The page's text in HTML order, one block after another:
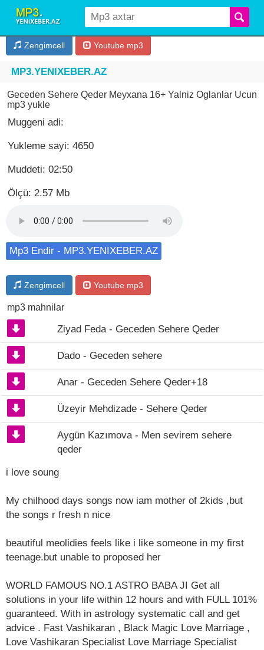
Zengimcell Youtube mp3
MP3.YENIXEBER.AZ
Geceden Sehere Qeder Meyxana 16+ Yalniz Oglanlar Ucun
mp3 yukle
Muggeni adi:
Yukleme sayi: 4650
Muddeti: 02:50
Ölçü: 2.57 Mb
Mp3 Endir - MP3.YENIXEBER.AZ
Zengimcell Youtube mp3
mp3 mahnilar
Ziyad Feda - Geceden Sehere Qeder
Dado - Geceden sehere
Anar - Geceden Sehere Qeder+18
Üzeyir Mehdizade - Sehere Qeder
Aygün Kazımova - Men sevirem sehere
qeder
i love soung
My chilhood days songs now iam mother of 2kids ,but
the songs r fresh n nice
beautiful meolidies feels like i like someone in my first
teenage.but unable to proposed her
WORLD FAMOUS NO.1 ASTRO BABA JI Get all
solutions in your life within 12 hours and with FULL 101%
guaranteed. With in astrology systematic call and get
advice . Fast Vashikaran , Black Magic Love Marriage ,
Love Vashikaran Specialist Love Marriage Specialist